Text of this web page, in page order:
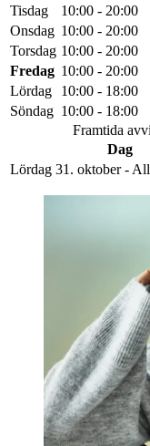
Tisdag
10:00 - 20:00
Onsdag 10:00 - 20:00
Torsdag 10:00 - 20:00
Fredag 10:00 - 20:00
Lördag
10:00 - 18:00
Söndag 10:00 - 18:00
Framtida
Dag
Lördag 31. oktober -